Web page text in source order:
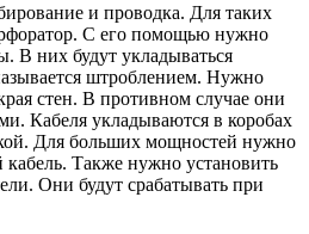
и проводка. Для таких
С его помощью нужно
В них будут укладываться
штроблением. Нужно
стен. В противном случае они
Кабеля укладываются в коробах
Для больших мощностей нужно
Также нужно установить
Они будут срабатывать при